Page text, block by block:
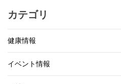
カテゴリ
健康情報
イベント情報